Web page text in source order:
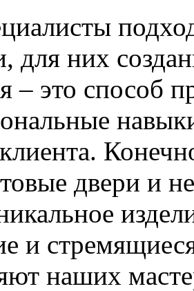
для них
– это способ
двери и
и
наших